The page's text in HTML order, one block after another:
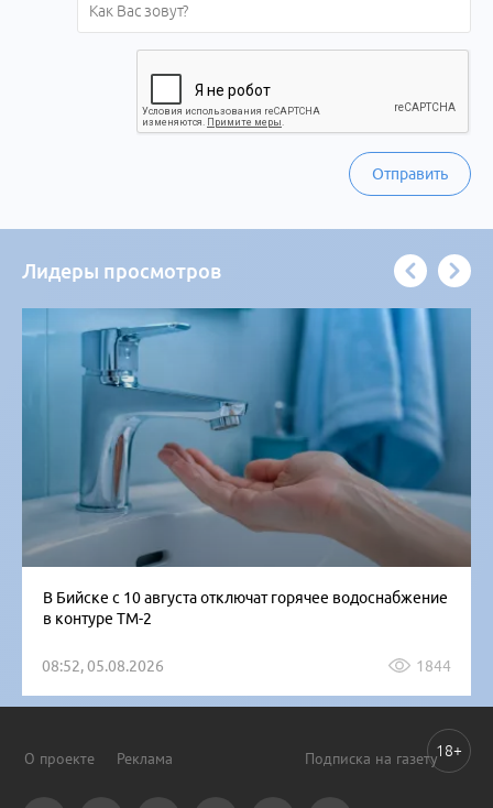
Отправить
Лидеры просмотров
В Бийске с 10 августа отключат горячее водоснабжение
в контуре ТМ-2
08:52, 05.08.2026 1844
О проекте Реклама Подписка на газету18+